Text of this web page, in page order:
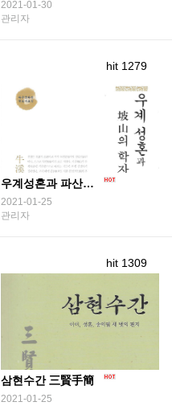
2021-01-30
관리자
hit 1279
우계성혼과 파산의 학자들
2021-01-25
관리자
hit 1309
삼현수간 三賢手簡
2021-01-25